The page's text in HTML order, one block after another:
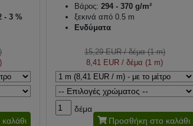
- 3 %
Βάρος: 294 - 370 g/m²
ξεκινά από 0.5 m
Ενδύματα
15,29 EUR/ δέμα (1 m)
8,41 EUR / δέμα (1 m)
δέμα
Προσθήκη στο καλάθι